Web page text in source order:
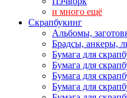
и много ещё
Скрапбукинг
Альбомы,
Брадсы, анкеры,
Бумага для
Бумага для
Бумага для
Бумага для